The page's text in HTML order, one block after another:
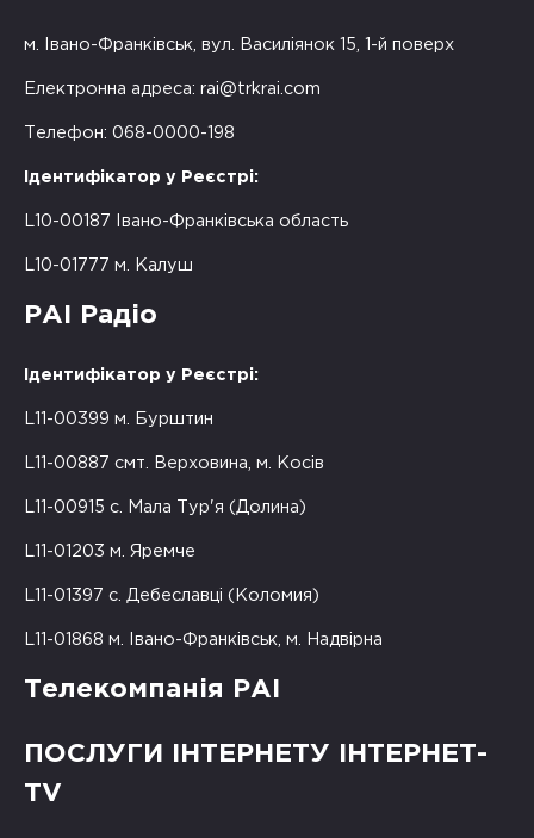
м. Івано-Франківськ, вул. Василіянок 15, 1-й поверх
Електронна адреса: rai@trkrai.com
Телефон: 068-0000-198
Ідентифікатор у Реєстрі:
L10-00187 Івано-Франківська область
L10-01777 м. Калуш
РАІ Радіо
Ідентифікатор у Реєстрі:
L11-00399 м. Бурштин
L11-00887 смт. Верховина, м. Косів
L11-00915 с. Мала Тур'я (Долина)
L11-01203 м. Яремче
L11-01397 с. Дебеславці (Коломия)
L11-01868 м. Івано-Франківськ, м. Надвірна
Телекомпанія РАІ
ПОСЛУГИ ІНТЕРНЕТУ ІНТЕРНЕТ-
TV